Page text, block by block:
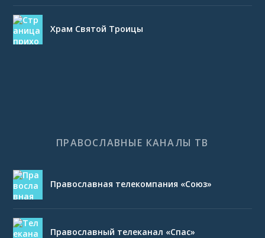
Храм Святой Троицы
ПРАВОСЛАВНЫЕ КАНАЛЫ ТВ
Православная телекомпания «Союз»
Православный телеканал «Спас»